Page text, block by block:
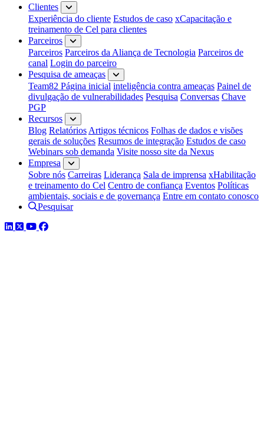
Clientes
Experiência do cliente Estudos de caso xCapacitação e
treinamento de Cel para clientes
Parceiros
Parceiros Parceiros da Aliança de Tecnologia Parceiros de
canal Login do parceiro
Pesquisa de ameaças
Team82 Página inicial inteligência contra ameaças Painel de
divulgação de vulnerabilidades Pesquisa Conversas Chave
PGP
Recursos
Blog Relatórios Artigos técnicos Folhas de dados e visões
gerais de soluções Resumos de integração Estudos de caso
Webinars sob demanda Visite nosso site da Nexus
Empresa
Sobre nós Carreiras Liderança Sala de imprensa xHabilitação
e treinamento do Cel Centro de confiança Eventos Políticas
ambientais, sociais e de governança Entre em contato conosco
Pesquisar
LinkedIn
TwitterYouTube
Facebook